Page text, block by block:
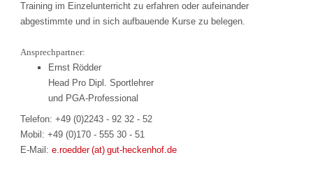
Training im Einzelunterricht zu erfahren oder aufeinander
abgestimmte und in sich aufbauende Kurse zu belegen.
Ansprechpartner:
Ernst Rödder
Head Pro Dipl. Sportlehrer
und PGA-Professional
Telefon: +49 (0)2243 - 92 32 - 52
Mobil: +49 (0)170 - 555 30 - 51
E-Mail:e.roedder (at) gut-heckenhof.de